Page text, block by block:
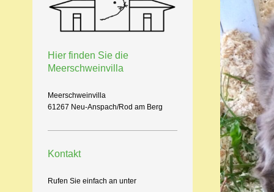
Hier finden Sie die
Meerschweinvilla
Meerschweinvilla
61267 Neu-Anspach/Rod am Berg
Kontakt
Rufen Sie einfach an unter